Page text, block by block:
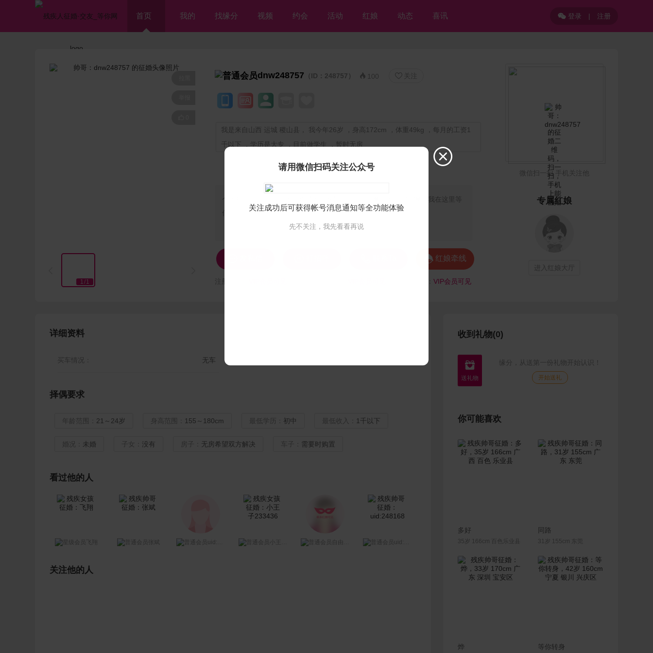
首页 我的 找缘分 视频 约会 活动 红娘 动态 喜讯 登录 | 注册
1/1
dnw248757 （ID：248757）  100  关注
我是来自山西 运城 稷山县， 我今年26岁 ，身高172cm ，体重49kg ，每月的工资1
千以下 ，学历是大专 ，目前做学生 ，暂时无房
个人独白：
我是残疾人征婚【等你网】的帅哥会员❤dnw248757❤，我在这里等
你，但愿不离不弃💘
 红娘牵线
VIP会员可见
微信扫一扫 手机关注他
专属红娘
进入红娘大厅
详细资料
买车情况： 无车
择偶要求
年龄范围： 21～24岁 身高范围： 155～180cm 最低学历： 初中 最低收入： 1千以下
婚况： 未婚 子女： 没有 房子： 无房希望双方解决 车子： 需要时购置
看过他的人
飞翔 张斌 uid:282912 小王子233436 自由如风 uid:248168
关注他的人
收到礼物(0)
 缘分，从送第一份礼物开始认识！
开始送礼
你可能喜欢
多好
35岁 166cm 百色乐业县
同路
31岁 155cm 东莞
烨 联系Ta
等你转身

请用微信扫码关注公众号
关注成功后可获得帐号消息通知等全功能体验
先不关注，我先看看再说